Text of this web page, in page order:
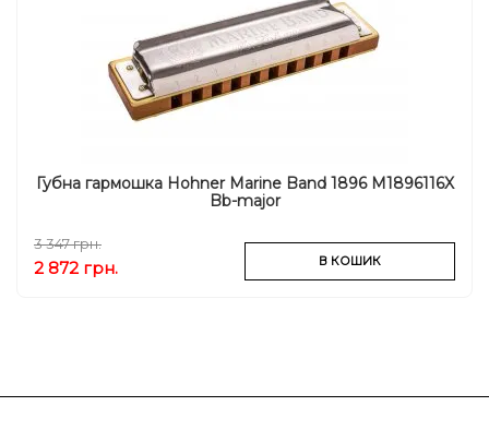
Губна гармошка Hohner Marine Band 1896 M1896116X
Bb-major
3 347 грн.
2 872 грн. В КОШИК